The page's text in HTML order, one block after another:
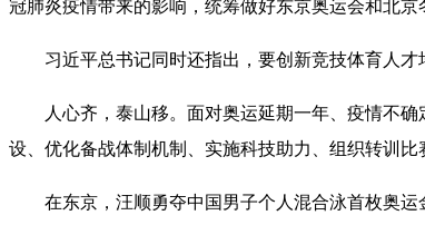
冠肺炎疫情带来的影响，统筹做好东京奥运会和北
习近平总书记同时还指出，要创新竞技体育人才
人心齐，泰山移。面对奥运延期一年、疫情不确
设、优化备战体制机制、实施科技助力、组织转训
在东京，汪顺勇夺中国男子个人混合泳首枚奥运